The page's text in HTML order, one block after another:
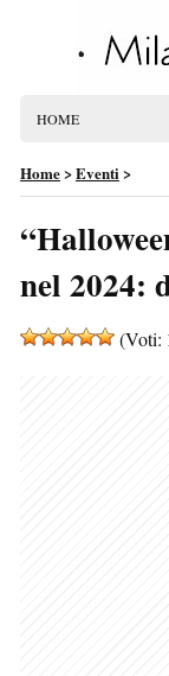
HOME
Home>Eventi>
nel 2024:
(Voti: